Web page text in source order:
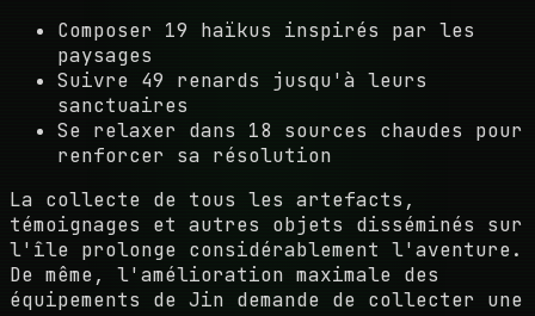
Composer 19 haïkus inspirés par les
paysages
Suivre 49 renards jusqu'à leurs
sanctuaires
Se relaxer dans 18 sources chaudes pour
renforcer sa résolution
La collecte de tous les artefacts,
témoignages et autres objets disséminés sur
l'île prolonge considérablement l'aventure.
De même, l'amélioration maximale des
équipements de Jin demande de collecter une